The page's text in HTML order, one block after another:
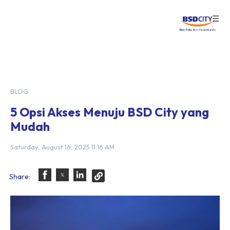
☰
BLOG
5 Opsi Akses Menuju BSD City yang
Mudah
Saturday, August 16, 2025 11:16 AM
Share: